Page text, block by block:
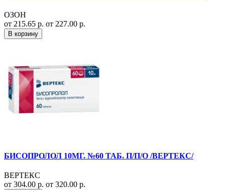
ОЗОН
от 215.65 р. от 227.00 р.
В корзину
БИСОПРОЛОЛ 10МГ. №60 ТАБ. П/П/О /ВЕРТЕКС/
ВЕРТЕКС
от 304.00 р. от 320.00 р.